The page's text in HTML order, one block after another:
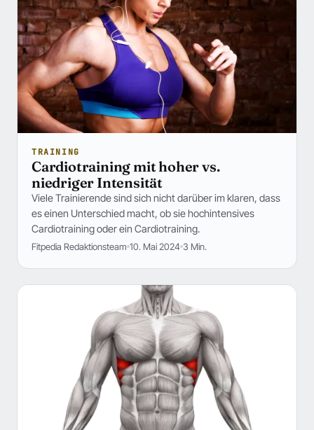
TRAINING
Cardiotraining mit hoher vs.
niedriger Intensität
Viele Trainierende sind sich nicht darüber im klaren, dass
es einen Unterschied macht, ob sie hochintensives
Cardiotraining oder ein Cardiotraining.
Fitpedia Redaktionsteam 10. Mai 2024 3 Min.